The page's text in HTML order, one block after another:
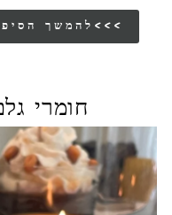
להמשך הסיפור שלי<<<
חומרי